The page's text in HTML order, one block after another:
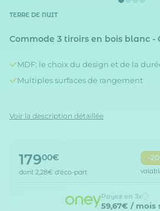
TERRE DE NUIT
Commode 3 tiroirs en bois blanc -
MDF: le choix du design et de la
Multiples surfaces de rangement
Voir la description détaillée
17900€
dont 2,28€ d'éco-part
-
Payez en 3x
59,67€ / mois